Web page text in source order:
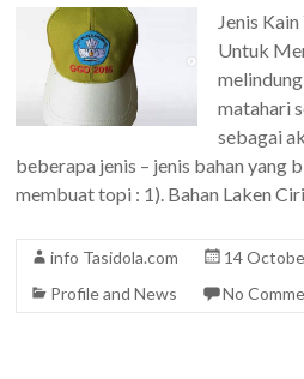
Jenis
Untuk
matahari
sebagai
beberapa jenis – jenis bahan yang
membuat topi : 1). Bahan Laken
info Tasidola.com
14
Profile and News
No